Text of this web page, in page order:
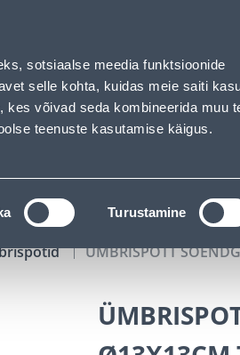
sotsiaalse meedia funktsioonide
selle kohta, kuidas meie saiti
võivad seda kombineerida muu
teenuste kasutamise käigus.
Turustamine
Logi sisse
TÖÖRIISTALAENUTUS
ÜMBRISPOTT